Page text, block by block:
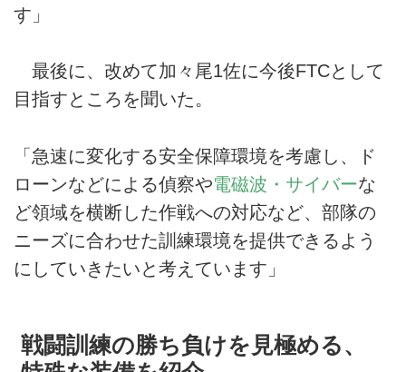
す」
最後に、改めて加々尾1佐に今後FTCとして
目指すところを聞いた。
「急速に変化する安全保障環境を考慮し、ド
ローンなどによる偵察や電磁波・サイバーな
ど領域を横断した作戦への対応など、部隊の
ニーズに合わせた訓練環境を提供できるよう
にしていきたいと考えています」
戦闘訓練の勝ち負けを見極める、